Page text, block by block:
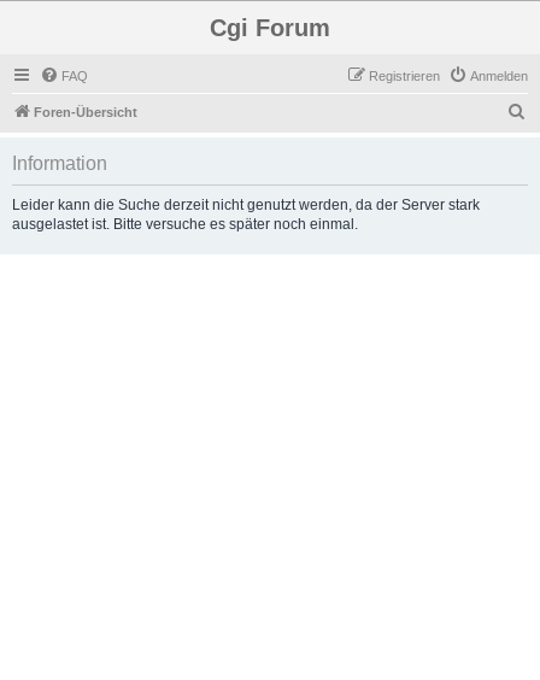
Cgi Forum
FAQ Anmelden
Registrieren
Foren-Übersicht
Information
Leider kann die Suche derzeit nicht genutzt werden, da der Server stark
ausgelastet ist. Bitte versuche es später noch einmal.